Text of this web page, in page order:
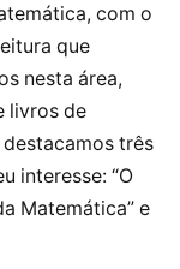
com o
que
nesta área,
livros de
três
interesse: “O
Matemática” e